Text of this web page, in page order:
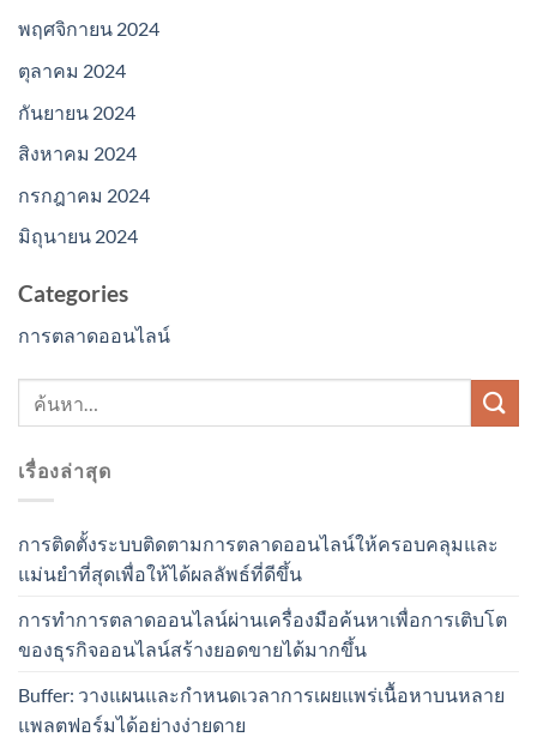
พฤศจิกายน 2024
ตุลาคม 2024
กันยายน 2024
สิงหาคม 2024
กรกฎาคม 2024
มิถุนายน 2024
Categories
การตลาดออนไลน์
เรื่องล่าสุด
การติดตั้งระบบติดตามการตลาดออนไลน์ให้ครอบคลุมและ
แม่นยำที่สุดเพื่อให้ได้ผลลัพธ์ที่ดีขึ้น
การทำการตลาดออนไลน์ผ่านเครื่องมือค้นหาเพื่อการเติบโต
ของธุรกิจออนไลน์สร้างยอดขายได้มากขึ้น
Buffer: วางแผนและกำหนดเวลาการเผยแพร่เนื้อหาบนหลาย
แพลตฟอร์มได้อย่างง่ายดาย